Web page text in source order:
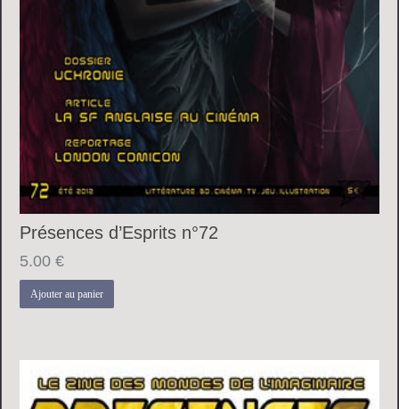
Présences d’Esprits n°72
5.00€
Ajouter au panier